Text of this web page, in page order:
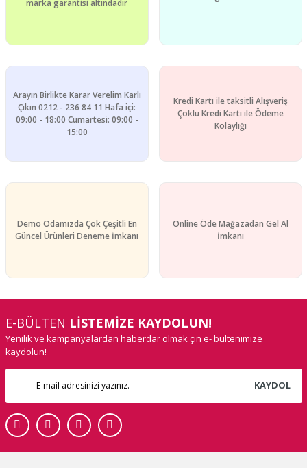
marka garantisi altındadır
Arayın Birlikte Karar Verelim Karlı
Çıkın 0212 - 236 84 11 Hafa içi:
09:00 - 18:00 Cumartesi: 09:00 -
15:00
Kredi Kartı ile taksitli Alışveriş
Çoklu Kredi Kartı ile Ödeme
Kolaylığı
Demo Odamızda Çok Çeşitli En
Güncel Ürünleri Deneme İmkanı
Online Öde Mağazadan Gel Al
İmkanı
E-BÜLTEN LİSTEMİZE KAYDOLUN!
Yenilik ve kampanyalardan haberdar olmak çin e- bültenimize
kaydolun!
KAYDOL